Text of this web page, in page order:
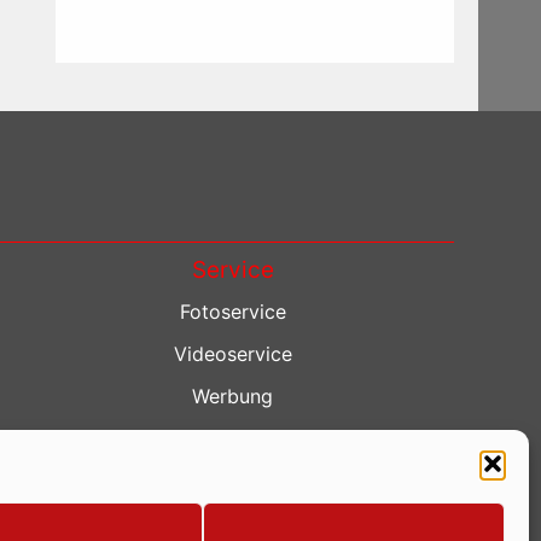
Service
Fotoservice
Videoservice
Werbung